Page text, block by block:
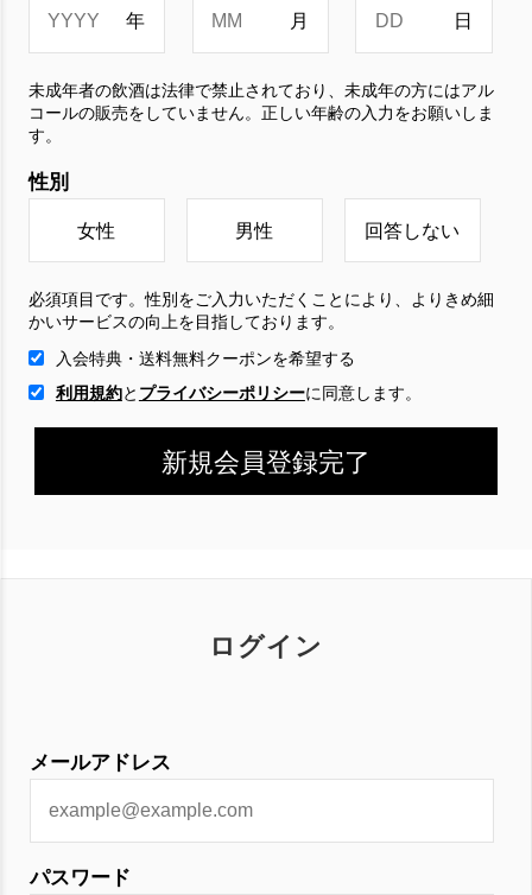
ログイン
メールアドレス
パスワード
未成年者の飲酒は法律で禁止されており、未成年の方にはアル
コールの販売をしていません。正しい年齢の入力をお願いしま
す。
性別
女性 男性 回答しない
必須項目です。性別をご入力いただくことにより、よりきめ細
かいサービスの向上を目指しております。
入会特典・送料無料クーポンを希望する
利用規約と プライバシーポリシーに 同意します。